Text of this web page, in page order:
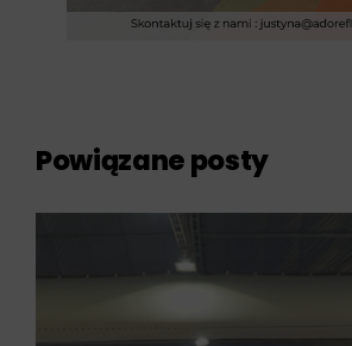
Powiązane posty